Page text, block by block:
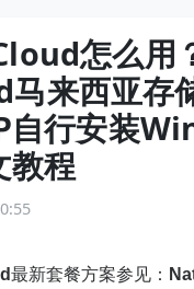
怎么用
马来西亚存
自行安装
教程
最新套餐方案参见：